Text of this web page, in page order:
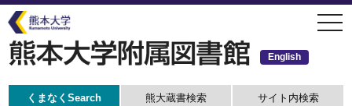
イ
コ
テ
ツ
English
くまなくSearch 熊大蔵書検索 サイト内検索